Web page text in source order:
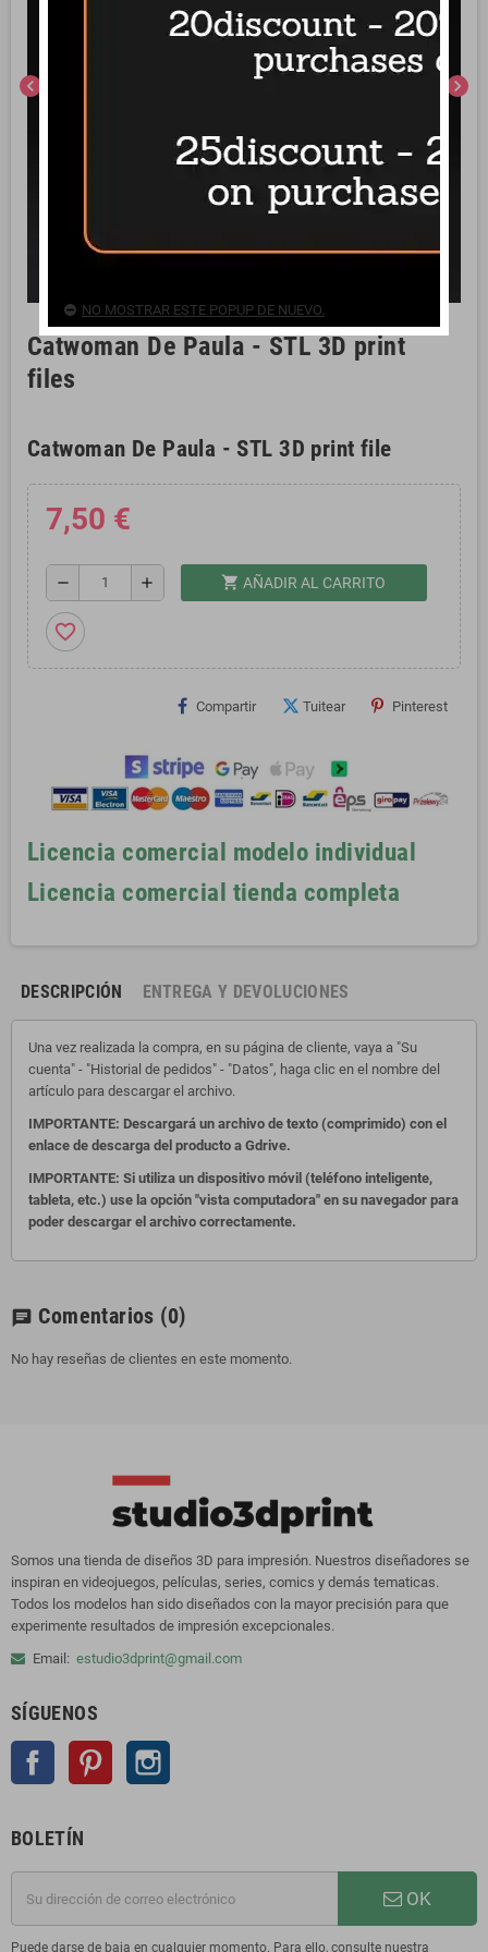
chevron_left chevron_right
Catwoman De Paula - STL 3D print
files
Catwoman De Paula - STL 3D print file
7,50 €
remove add shopping_cart AÑADIR AL CARRITO
favorite_border
Compartir Tuitear Pinterest
Licencia comercial modelo individual
Licencia comercial tienda completa
DESCRIPCIÓN ENTREGA Y DEVOLUCIONES
Una vez realizada la compra, en su página de cliente, vaya a "Su
cuenta" - "Historial de pedidos" - "Datos", haga clic en el nombre del
artículo para descargar el archivo.
IMPORTANTE: Descargará un archivo de texto (comprimido) con el
enlace de descarga del producto a Gdrive.
IMPORTANTE: Si utiliza un dispositivo móvil (teléfono inteligente,
tableta, etc.) use la opción "vista computadora" en su navegador para
poder descargar el archivo correctamente.
chat Comentarios (0)
No hay reseñas de clientes en este momento.
Somos una tienda de diseños 3D para impresión. Nuestros diseñadores se
inspiran en videojuegos, películas, series, comics y demás tematicas.
Todos los modelos han sido diseñados con la mayor precisión para que
experimente resultados de impresión excepcionales.
Email: estudio3dprint@gmail.com
SÍGUENOS
Facebook Pinterest
BOLETÍN
OK
Puede darse de baja en cualquier momento. Para ello, consulte nuestra
NO MOSTRAR ESTE POPUP DE NUEVO.